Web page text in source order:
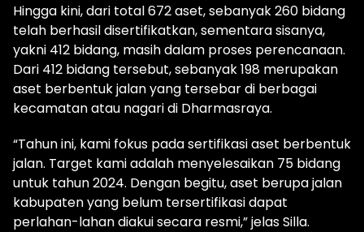
Hingga kini, dari total 672 aset, sebanyak 260 bidang
telah berhasil disertifikatkan, sementara sisanya,
yakni 412 bidang, masih dalam proses perencanaan.
Dari 412 bidang tersebut, sebanyak 198 merupakan
aset berbentuk jalan yang tersebar di berbagai
kecamatan atau nagari di Dharmasraya.
“Tahun ini, kami fokus pada sertifikasi aset berbentuk
jalan. Target kami adalah menyelesaikan 75 bidang
untuk tahun 2024. Dengan begitu, aset berupa jalan
kabupaten yang belum tersertifikasi dapat
perlahan-lahan diakui secara resmi,” jelas Silla.